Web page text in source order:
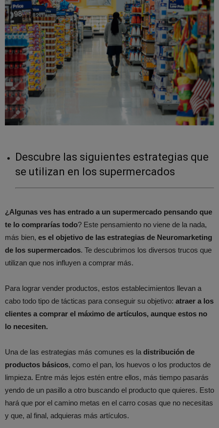
Descubre las siguientes estrategias que
se utilizan en los supermercados
¿Algunas ves has entrado a un supermercado pensando que
te lo comprarías todo? Este pensamiento no viene de la nada,
más bien, es el objetivo de las estrategias de Neuromarketing
de los supermercados. Te descubrimos los diversos trucos que
utilizan que nos influyen a comprar más.
Para lograr vender productos, estos establecimientos llevan a
cabo todo tipo de tácticas para conseguir su objetivo: atraer a los
clientes a comprar el máximo de artículos, aunque estos no
lo necesiten.
Una de las estrategias más comunes es la distribución de
productos básicos, como el pan, los huevos o los productos de
limpieza. Entre más lejos estén entre ellos, más tiempo pasarás
yendo de un pasillo a otro buscando el producto que quieres. Esto
hará que por el camino metas en el carro cosas que no necesitas
y que, al final, adquieras más artículos.